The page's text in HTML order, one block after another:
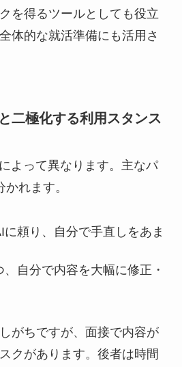
を得るツールとしても役立
体的な就活準備にも活用さ
二極化する利用スタンス
よって異なります。主なパ
れます。
頼り、自分で手直しをあま
自分で内容を大幅に修正・
がちですが、面接で内容が
クがあります。後者は時間